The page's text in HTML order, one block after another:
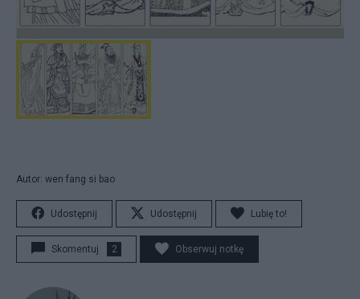
Autor: wen fang si bao
Udostępnij Udostępnij Lubię to!
Skomentuj 2 Obserwuj notkę